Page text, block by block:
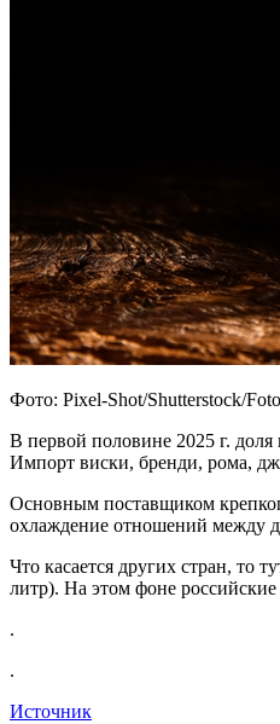
Фото: Pixel-Shot/Shutterstock/
В первой половине 2025 г.
Импорт виски, бренди, рома,
Основным поставщиком
охлаждение отношений между
Что касается других стран, то
литр). На этом фоне
.
.
Источник